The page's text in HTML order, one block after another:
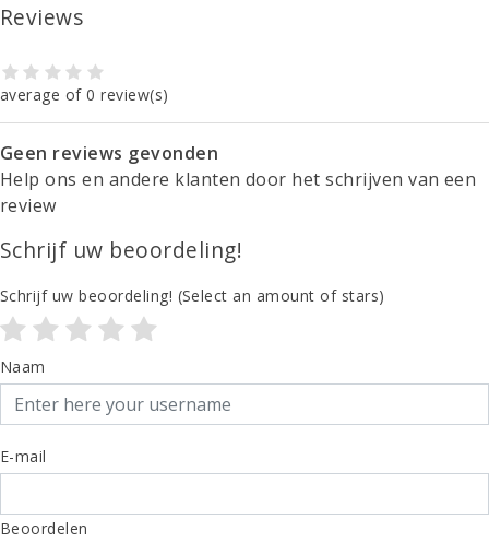
Reviews
average of 0 review(s)
Geen reviews gevonden
Help ons en andere klanten door het schrijven van een
review
Schrijf uw beoordeling!
Schrijf uw beoordeling! (Select an amount of stars)
Naam
E-mail
Beoordelen